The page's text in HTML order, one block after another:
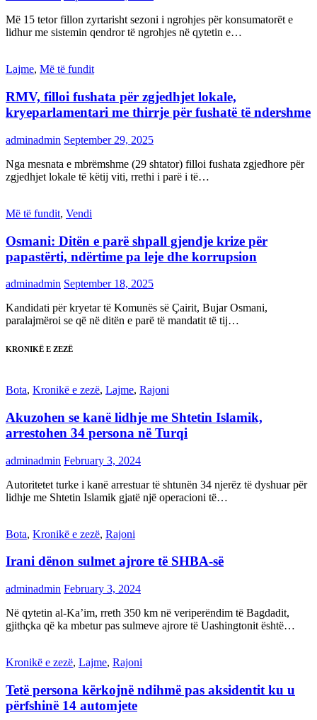
Më 15 tetor fillon zyrtarisht sezoni i ngrohjes për konsumatorët e
lidhur me sistemin qendror të ngrohjes në qytetin e…
Lajme, Më të fundit
RMV, filloi fushata për zgjedhjet lokale,
kryeparlamentari me thirrje për fushatë të ndershme
adminadmin September 29, 2025
Nga mesnata e mbrëmshme (29 shtator) filloi fushata zgjedhore për
zgjedhjet lokale të këtij viti, rrethi i parë i të…
Më të fundit, Vendi
Osmani: Ditën e parë shpall gjendje krize për
papastërti, ndërtime pa leje dhe korrupsion
adminadmin September 18, 2025
Kandidati për kryetar të Komunës së Çairit, Bujar Osmani,
paralajmëroi se që në ditën e parë të mandatit të tij…
KRONIKË E ZEZË
Bota, Kronikë e zezë, Lajme, Rajoni
Akuzohen se kanë lidhje me Shtetin Islamik,
arrestohen 34 persona në Turqi
adminadmin February 3, 2024
Autoritetet turke i kanë arrestuar të shtunën 34 njerëz të dyshuar për
lidhje me Shtetin Islamik gjatë një operacioni të…
Bota, Kronikë e zezë, Rajoni
Irani dënon sulmet ajrore të SHBA-së
adminadmin February 3, 2024
Në qytetin al-Ka’im, rreth 350 km në veriperëndim të Bagdadit,
gjithçka që ka mbetur pas sulmeve ajrore të Uashingtonit është…
Kronikë e zezë, Lajme, Rajoni
Tetë persona kërkojnë ndihmë pas aksidentit ku u
përfshinë 14 automjete